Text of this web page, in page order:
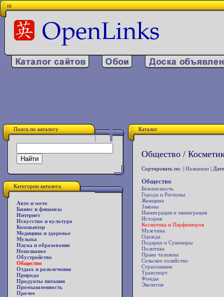
iii
Поиск по каталогу
Категории каталога
Авто и мото
Бизнес и финансы
Интернет
Искусство и культура
Компьютер
Медицина и здоровье
Музыка
Наука и образование
Непознаное
Обустройство
Общество
Отдых и развлечения
Природа
Продукты питания
Промышленность
Прочее
Каталог
Общество /
Сортировать по: | Названию |
Общество
Безопасность
Города и Регионы
Женщина
Законы
Иммиграция и эммиграция
История
Косметика и Парфюмерия
Мужчина
Одежда
Подарки и Сувениры
Политика
Права человека
Сельское хозяйство
Страхование
Транспорт
Фонды
Экология